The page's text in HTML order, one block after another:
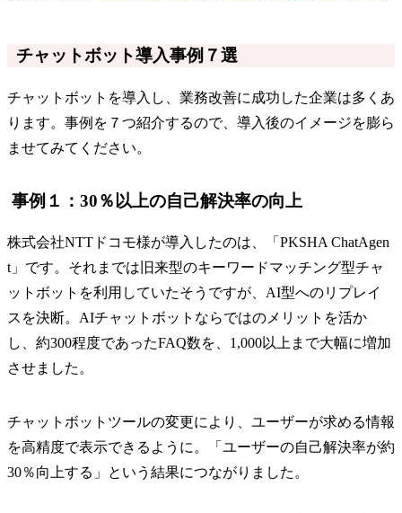
チャットボット導入事例７選
チャットボットを導入し、業務改善に成功した企業は多くあ
ります。事例を７つ紹介するので、導入後のイメージを膨ら
ませてみてください。
事例１：30％以上の自己解決率の向上
株式会社NTTドコモ様が導入したのは、「PKSHA ChatAgen
t」です。それまでは旧来型のキーワードマッチング型チャ
ットボットを利用していたそうですが、AI型へのリプレイ
スを決断。AIチャットボットならではのメリットを活か
し、約300程度であったFAQ数を、1,000以上まで大幅に増加
させました。
チャットボットツールの変更により、ユーザーが求める情報
を高精度で表示できるように。「ユーザーの自己解決率が約
30％向上する」という結果につながりました。